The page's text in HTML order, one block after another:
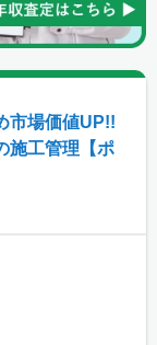
市場価値UP!!
施工管理【ポ